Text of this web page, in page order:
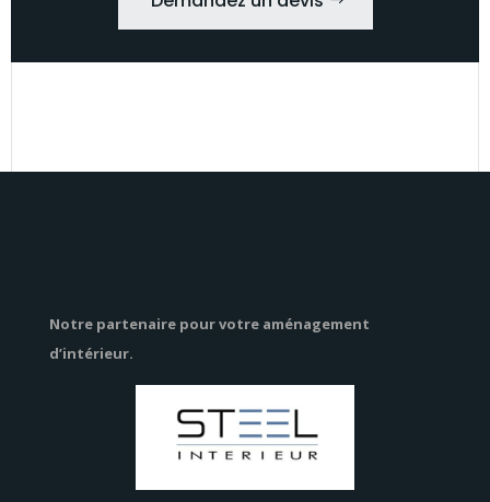
Notre partenaire pour votre aménagement
d’intérieur.